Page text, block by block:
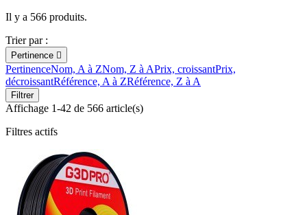
Il y a 566 produits.
Trier par :
Pertinence 
PertinenceNom, A à ZNom, Z à APrix, croissantPrix,
décroissantRéférence, A à ZRéférence, Z à A
Filtrer
Affichage 1-42 de 566 article(s)
Filtres actifs